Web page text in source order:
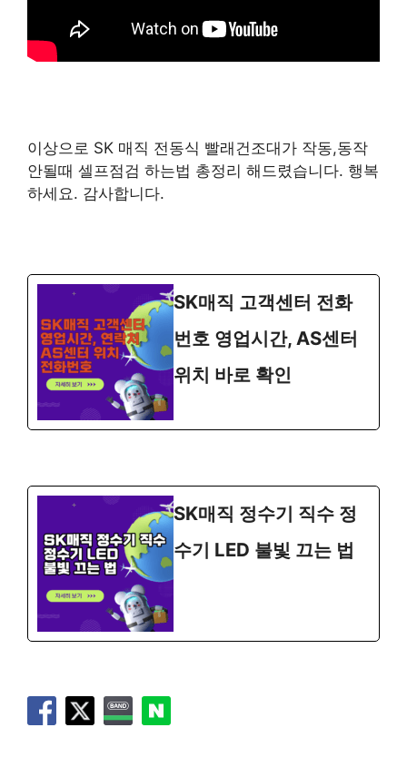
이상으로 SK 매직 전동식 빨래건조대가 작동,동작
안될때 셀프점검 하는법 총정리 해드렸습니다. 행복
하세요. 감사합니다.
SK매직 고객센터 전화
번호 영업시간, AS센터
위치 바로 확인
SK매직 정수기 직수 정
수기 LED 불빛 끄는 법